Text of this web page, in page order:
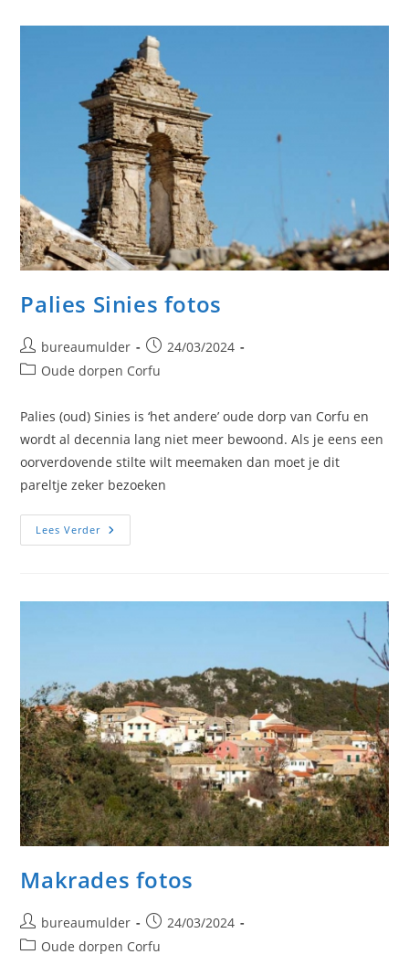
Palies Sinies fotos
Bericht
auteur:
bureaumulder
Bericht
gepubliceerd
24/03/2024
Berichtcategorie:
Oude dorpen Corfu
Palies (oud) Sinies is ‘het andere’ oude dorp van Corfu en
wordt al decennia lang niet meer bewoond. Als je eens een
oorverdovende stilte wilt meemaken dan moet je dit
pareltje zeker bezoeken
Lees VerderPalies
Sinies
Makrades fotos
Bericht
auteur:
bureaumulder
Bericht
gepubliceerd
24/03/2024
Berichtcategorie:
Oude dorpen Corfu